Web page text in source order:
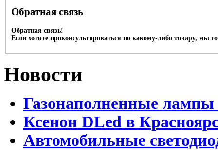
Обратная связь
Обратная связь!
Если хотите проконсультироваться по какому-либо товару, мы
Новости
Газонаполненные лампы
Ксенон DLed в
Автомобильные